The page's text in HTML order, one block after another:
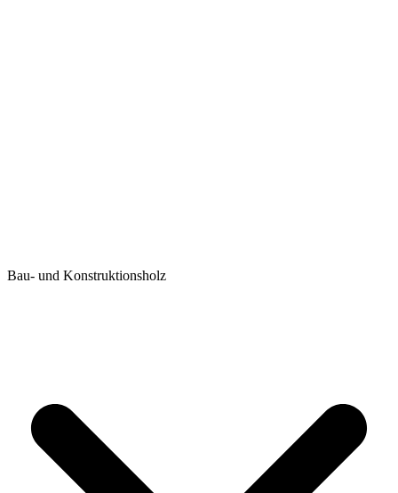
Bau- und Konstruktionsholz